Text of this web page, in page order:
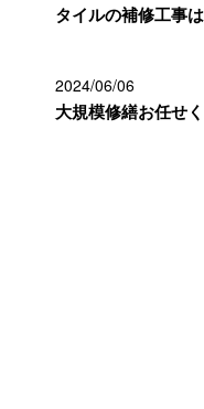
タイルの補修工事
2024/06/06
大規模修繕お任せく